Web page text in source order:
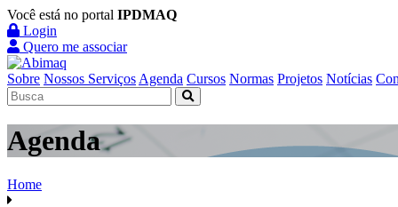
Você está no portal IPDMAQ
Login
Quero me associar
Sobre Nossos Serviços Agenda Cursos Normas Projetos Notícias
Agenda
Home